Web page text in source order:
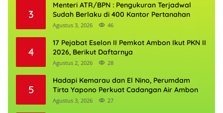
3
Menteri ATR/BPN : Pengukuran Terjadwal
Sudah Berlaku di 400 Kantor Pertanahan
Agustus 3, 2026 46
4
17 Pejabat Eselon II Pemkot Ambon Ikut PKN II
2026, Berikut Daftarnya
Agustus 2, 2026 28
5
Hadapi Kemarau dan El Nino, Perumdam
Tirta Yapono Perkuat Cadangan Air Ambon
Agustus 3, 2026 27